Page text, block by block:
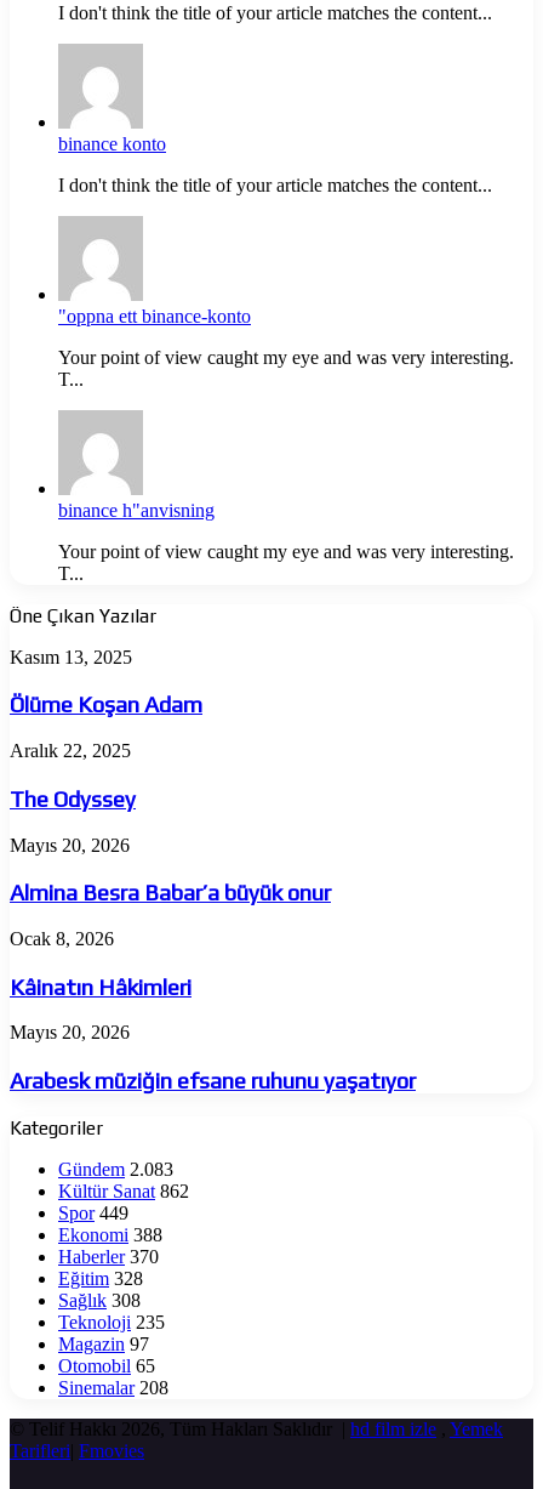
I don't think the title of your article matches the content...
binance konto
I don't think the title of your article matches the content...
"oppna ett binance-konto
Your point of view caught my eye and was very interesting.
T...
binance h"anvisning
Your point of view caught my eye and was very interesting.
T...
Öne Çıkan Yazılar
Ölüme
Adam
Kasım 13, 2025
Ölüme Koşan Adam
The
Aralık 22, 2025
The Odyssey
Almina
Babar’a
büyük
onur
Mayıs 20, 2026
Almina Besra Babar’a büyük onur
Kâinatın
Ocak 8, 2026
Kâinatın Hâkimleri
Arabesk
efsane
ruhunu
yaşatıyor
Mayıs 20, 2026
Arabesk müziğin efsane ruhunu yaşatıyor
Kategoriler
Gündem 2.083
Kültür Sanat 862
Spor 449
Ekonomi 388
Haberler 370
Eğitim 328
Sağlık 308
Teknoloji 235
Magazin 97
Otomobil 65
Sinemalar 208
© Telif Hakkı 2026, Tüm Hakları Saklıdır | hd film izle , Yemek
Tarifleri| Fmovies